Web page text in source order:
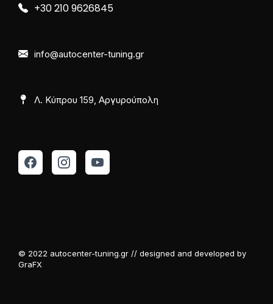
+30 210 9626845
info@autocenter-tuning.gr
Λ. Κύπρου 159, Αργυρούπολη
© 2022 autocenter-tuning.gr // designed and developed by
GraFX